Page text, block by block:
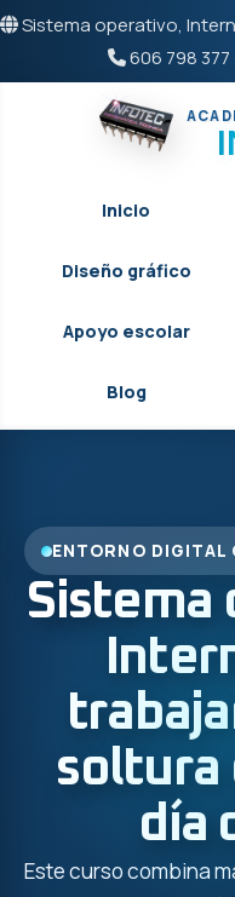
Sistema operativo,
606 798 377
Inicio
Diseño gráfico
Apoyo escolar
Blog
ENTORNO DIGITAL
Sistema
soltura
día
Este curso combina